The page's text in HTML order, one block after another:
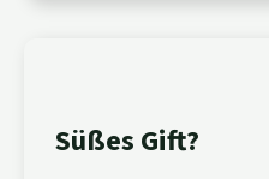
Süßes Gift?